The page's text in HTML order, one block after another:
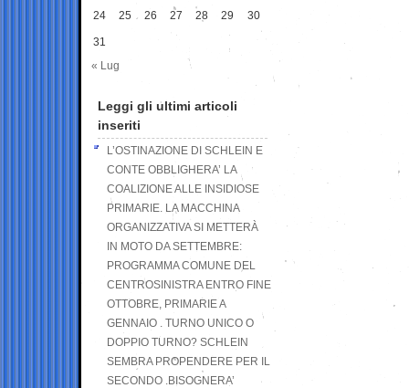
24 25 26 27 28 29 30
31
« Lug
Leggi gli ultimi articoli
inseriti
L’OSTINAZIONE DI SCHLEIN E
CONTE OBBLIGHERA’ LA
COALIZIONE ALLE INSIDIOSE
PRIMARIE. LA MACCHINA
ORGANIZZATIVA SI METTERÀ
IN MOTO DA SETTEMBRE:
PROGRAMMA COMUNE DEL
CENTROSINISTRA ENTRO FINE
OTTOBRE, PRIMARIE A
GENNAIO . TURNO UNICO O
DOPPIO TURNO? SCHLEIN
SEMBRA PROPENDERE PER IL
SECONDO .BISOGNERA’